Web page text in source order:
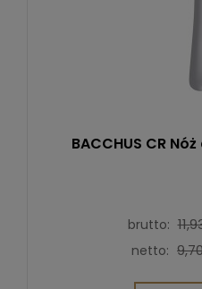
BACCHUS CR
brutto:
netto: